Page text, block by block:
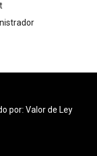
por: Valor de Ley